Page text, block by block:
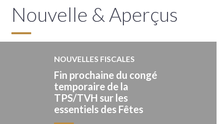
Nouvelle & Aperçus
NOUVELLES FISCALES
Fin prochaine du congé
temporaire de la
TPS/TVH sur les
essentiels des Fêtes